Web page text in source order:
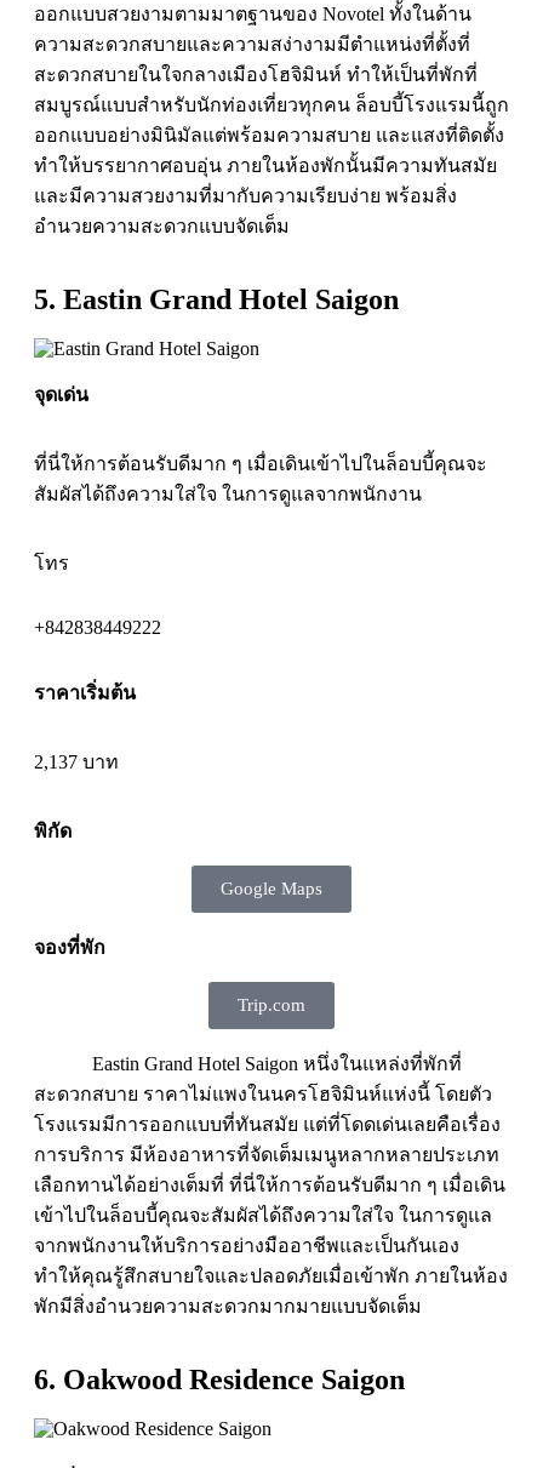
ออกแบบสวยงามตามมาตฐานของ Novotel ทั้งในด้าน
ความสะดวกสบายและความสง่างามมีตำแหน่งที่ตั้งที่
สะดวกสบายในใจกลางเมืองโฮจิมินห์ ทำให้เป็นที่พักที่
สมบูรณ์แบบสำหรับนักท่องเที่ยวทุกคน ล็อบบี้โรงแรมนี้ถูก
ออกแบบอย่างมินิมัลแต่พร้อมความสบาย และแสงที่ติดตั้ง
ทำให้บรรยากาศอบอุ่น ภายในห้องพักนั้นมีความทันสมัย
และมีความสวยงามที่มากับความเรียบง่าย พร้อมสิ่ง
อำนวยความสะดวกแบบจัดเต็ม
5. Eastin Grand Hotel Saigon
จุดเด่น
ที่นี่ให้การต้อนรับดีมาก ๆ เมื่อเดินเข้าไปในล็อบบี้คุณจะ
สัมผัสได้ถึงความใส่ใจ ในการดูแลจากพนักงาน
โทร
+842838449222
ราคาเริ่มต้น
2,137 บาท
พิกัด
Google Maps
จองที่พัก
Trip.com
Eastin Grand Hotel Saigon หนึ่งในแหล่งที่พักที่
สะดวกสบาย ราคาไม่แพงในนครโฮจิมินห์แห่งนี้ โดยตัว
โรงแรมมีการออกแบบที่ทันสมัย แต่ที่โดดเด่นเลยคือเรื่อง
การบริการ มีห้องอาหารที่จัดเต็มเมนูหลากหลายประเภท
เลือกทานได้อย่างเต็มที่ ที่นี่ให้การต้อนรับดีมาก ๆ เมื่อเดิน
เข้าไปในล็อบบี้คุณจะสัมผัสได้ถึงความใส่ใจ ในการดูแล
จากพนักงานให้บริการอย่างมืออาชีพและเป็นกันเอง
ทำให้คุณรู้สึกสบายใจและปลอดภัยเมื่อเข้าพัก ภายในห้อง
พักมีสิ่งอำนวยความสะดวกมากมายแบบจัดเต็ม
6. Oakwood Residence Saigon